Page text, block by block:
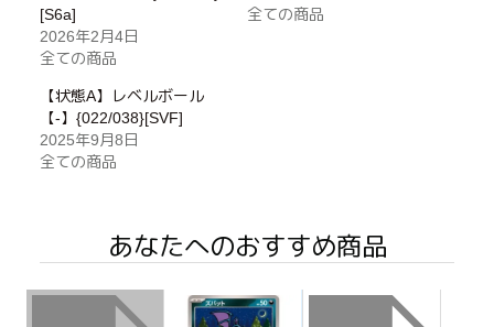
[S6a]
2026年2月4日
全ての商品
全ての商品
【状態A】レベルボール
【-】{022/038}[SVF]
2025年9月8日
全ての商品
あなたへのおすすめ商品